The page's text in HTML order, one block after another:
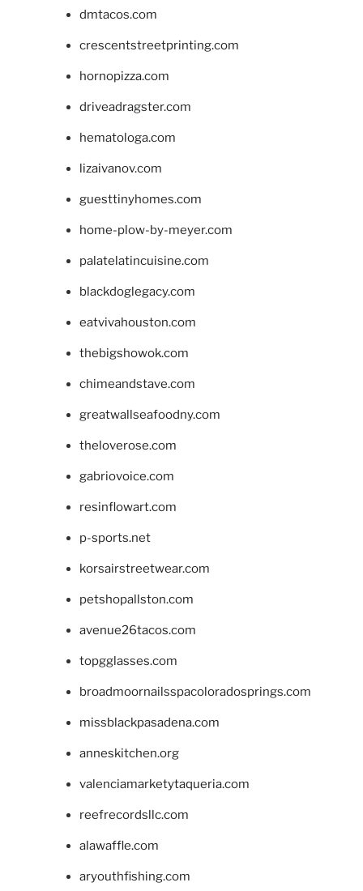
dmtacos.com
crescentstreetprinting.com
hornopizza.com
driveadragster.com
hematologa.com
lizaivanov.com
guesttinyhomes.com
home-plow-by-meyer.com
palatelatincuisine.com
blackdoglegacy.com
eatvivahouston.com
thebigshowok.com
chimeandstave.com
greatwallseafoodny.com
theloverose.com
gabriovoice.com
resinflowart.com
p-sports.net
korsairstreetwear.com
petshopallston.com
avenue26tacos.com
topgglasses.com
broadmoornailsspacoloradosprings.com
missblackpasadena.com
anneskitchen.org
valenciamarketytaqueria.com
reefrecordsllc.com
alawaffle.com
aryouthfishing.com